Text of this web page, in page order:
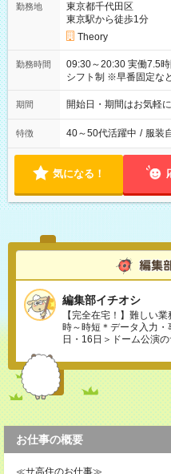
勤務地
東京都千代田区
東京駅から徒歩1分
Theory
勤務時間
09:30～20:30 実働7.5時間／休憩1.5時間 営業時間に合わせた
シフト制 ※早番固定な
期間 開始日・期間はお気軽
特徴 40～50代活躍中 / 服装
気になる！
編集部イチオシ
【完全在宅！】難しい
時～時短＊データ入力
日・16日＞ドーム公演
お仕事の概要
≪サ高住のお仕事≫